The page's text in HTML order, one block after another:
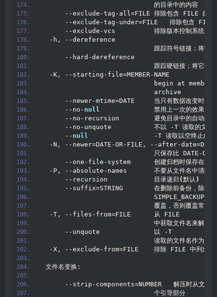
                             的目录中的内容
--exclude-tag-all=FILE 排除包含 FILE 的目
--exclude-tag-under=FILE   排除包含 FILE
      --exclude-vcs          排除版本控制系统目录
  -h, --dereference
跟踪符号链接；将它们
      --hard-dereference
跟踪硬链接；将它们所
  -K, --starting-file=MEMBER-NAME
begin at member
                             archive
--newer-mtime=DATE     当只有数据改变时比较
      --no-
null
              禁用上一次的效果 --
      --no-recursion         避免目录中的自动降级
--no-unquote           不以 -T 读取的文件
      --
null
-T 读取以空终止的名
-N, --newer=DATE-OR-FILE, --after-
只保存比 DATE-OR-
--one-file-system      创建归档时保存在本地
-P, --absolute-names       不要从文件名中清除
      --recursion            目录递归
(默认 )
--suffix=STRING        在删除前备份，除非被
覆盖，否则覆盖常用
  -T, --files-from=FILE      从 FILE
中获取文件名来解压或
      --unquote              以 -T
读取的文件名作为引用
-X, --exclude-from=FILE    排除 FILE 中列出的
文件名变换:
--strip-components=NUMBER   解压时从文件
                             个引导部分